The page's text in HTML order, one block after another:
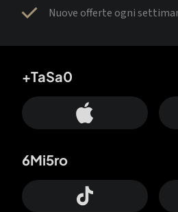
Nuove offerte ogni
+TaSa0
6Mi5ro